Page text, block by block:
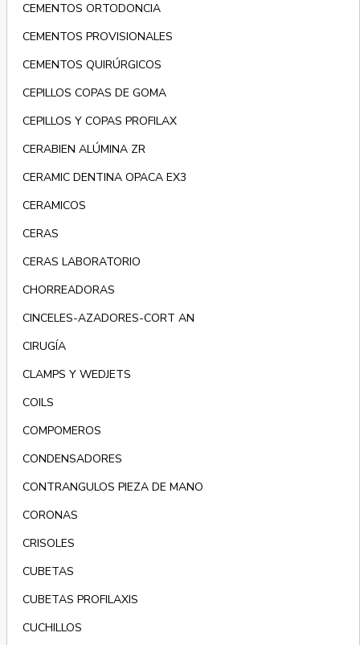
CEMENTOS ORTODONCIA
CEMENTOS PROVISIONALES
CEMENTOS QUIRÚRGICOS
CEPILLOS COPAS DE GOMA
CEPILLOS Y COPAS PROFILAX
CERABIEN ALÚMINA ZR
CERAMIC DENTINA OPACA EX3
CERAMICOS
CERAS
CERAS LABORATORIO
CHORREADORAS
CINCELES-AZADORES-CORT AN
CIRUGÍA
CLAMPS Y WEDJETS
COILS
COMPOMEROS
CONDENSADORES
CONTRANGULOS PIEZA DE MANO
CORONAS
CRISOLES
CUBETAS
CUBETAS PROFILAXIS
CUCHILLOS